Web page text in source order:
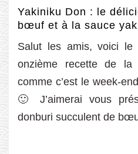
Yakiniku Don : le
bœuf et à la sauce
Salut les amis, voici le
onzième recette de
comme c’est le week-
🙂 J’aimerai vous
donburi succulent de